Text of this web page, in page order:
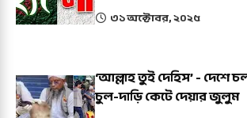
৩১ অক্টোবর, ২০২৫
‘আল্লাহ তুই দেহিস’ - দেশে
চুল-দাড়ি কেটে দেয়ার জুলুম